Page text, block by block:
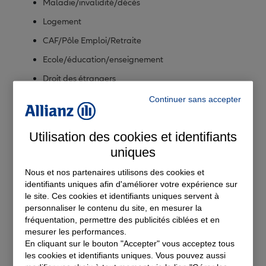
Logement
CAF/Pôle Emploi/Retraite
Ecole/éducation/enseignement
Droit des étrangers
Responsabilité de l’Etat et des collectivités
Famille
Fiscalité/impôts
Immobilier/construction
Plaisance
Continuer sans accepter
Utilisation des cookies et identifiants
uniques
Nous et nos partenaires utilisons des cookies et
identifiants uniques afin d'améliorer votre expérience sur
le site. Ces cookies et identifiants uniques servent à
personnaliser le contenu du site, en mesurer la
fréquentation, permettre des publicités ciblées et en
mesurer les performances.
En cliquant sur le bouton "Accepter" vous acceptez tous
les cookies et identifiants uniques. Vous pouvez aussi